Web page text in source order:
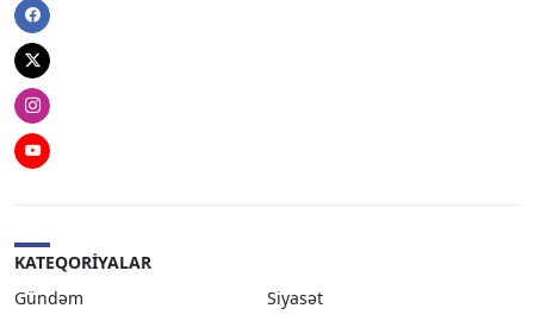
Facebook
Twitter
Instagram
Youtube
KATEQORIYALAR
Gündəm
Siyasət